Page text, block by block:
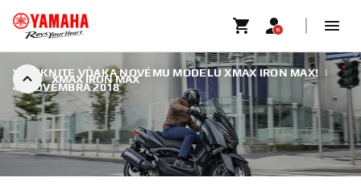
XMAX IRON MAX
VYNIKNITE VĎAKA NOVÉMU MODELU XMAX IRON MAX! |
4. NOVEMBRA 2018